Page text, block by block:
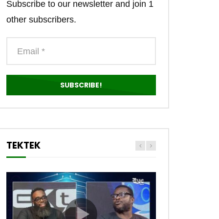
Subscribe to our newsletter and join 1
other subscribers.
TEKTEK